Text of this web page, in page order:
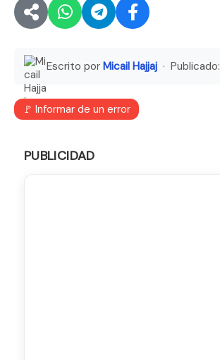
Escrito por Micail Hajjaj · Publicado:
🚩 Informar de un error
PUBLICIDAD